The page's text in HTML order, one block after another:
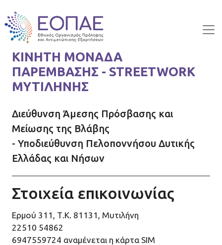
ΚΙΝΗΤΗ ΜΟΝΑΔΑ
ΠΑΡΕΜΒΑΣΗΣ - STREETWORK
ΜΥΤΙΛΗΝΗΣ
Διεύθυνση Άμεσης Πρόσβασης και
Μείωσης της Βλάβης
- Υποδιεύθυνση Πελοποννήσου Δυτικής
Ελλάδας και Νήσων
Στοιχεία επικοινωνίας
Ερμού 311, Τ.Κ. 81131, Μυτιλήνη
22510 54862
6947559724 αναμένεται η κάρτα SIM